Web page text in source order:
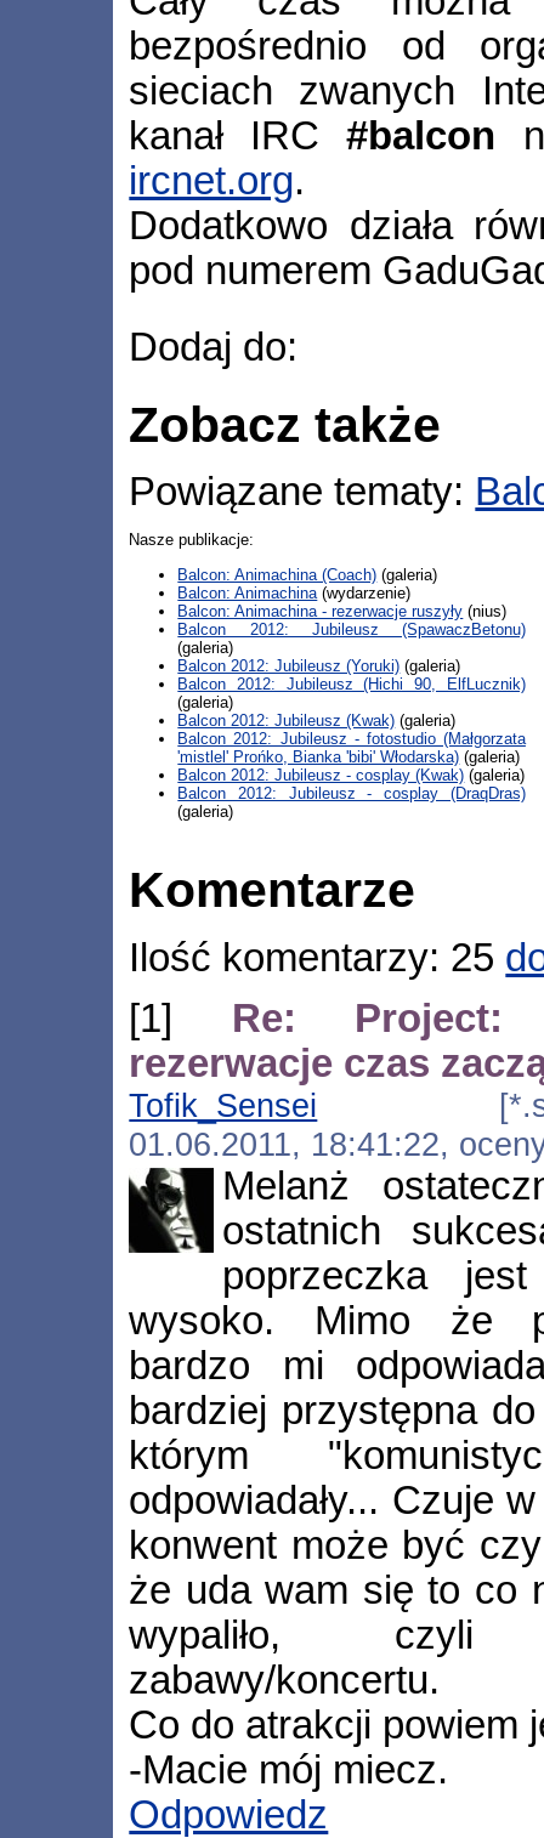
bezpośrednio od
sieciach zwanych
kanał IRC#balcon
ircnet.org.
Dodatkowo działa
pod numerem
Dodaj do:
Zobacz także
Powiązane tematy:
Nasze publikacje:
Balcon: Animachina (Coach) (galeria)
Balcon: Animachina (wydarzenie)
Balcon: Animachina - rezerwacje ruszyły (nius)
Balcon 2012: Jubileusz (SpawaczBetonu)
(galeria)
Balcon 2012: Jubileusz (Yoruki) (galeria)
Balcon 2012: Jubileusz (Hichi 90, ElfLucznik)
(galeria)
Balcon 2012: Jubileusz (Kwak) (galeria)
Balcon 2012: Jubileusz - fotostudio (Małgorzata
'mistlel' Prońko, Bianka 'bibi' Włodarska) (galeria)
Balcon 2012: Jubileusz - cosplay (Kwak) (galeria)
Balcon 2012: Jubileusz - cosplay (DraqDras)
(galeria)
Komentarze
Ilość komentarzy: 25
[1] Re: Project:
rezerwacje czas
Tofik_Sensei
01.06.2011, 18:41:22,
Melanż
ostatnich
poprzeczka
wysoko. Mimo że
bardzo mi
bardziej przystępna
którym
odpowiadały... Czuje
konwent może być
że uda wam się to co
wypaliło, czyli
zabawy/koncertu.
Co do atrakcji powiem
-Macie mój miecz.
Odpowiedz